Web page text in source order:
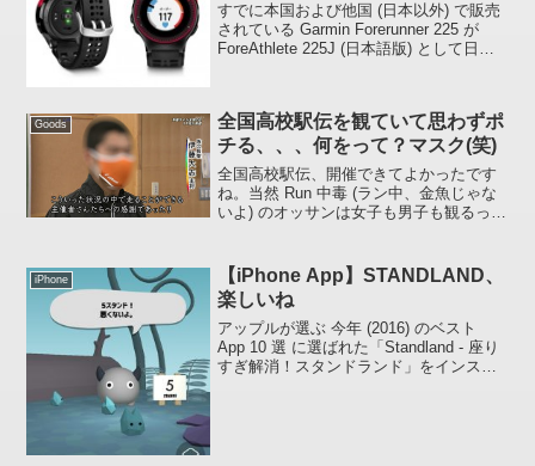
すでに本国および他国 (日本以外) で販売
されている Garmin Forerunner 225 が
ForeAthlete 225J (日本語版) として日本
Goods
全国高校駅伝を観ていて思わずポ
チる、、、何をって？マスク(笑)
全国高校駅伝、開催できてよかったです
ね。当然 Run 中毒 (ラン中、金魚じゃな
いよ) のオッサンは女子も男子も観るっ
どんなマスク着けとるん？」(笑)いちおう
どんな Ga...
iPhone
【iPhone App】STANDLAND、
楽しいね
アップルが選ぶ 今年 (2016) のベスト
App 10 選 に選ばれた「Standland - 座り
すぎ解消！スタンドランド」をインスト